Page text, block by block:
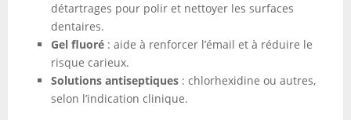
détartrages pour polir et nettoyer les surfaces
dentaires.
Gel fluoré : aide à renforcer l’émail et à réduire le
risque carieux.
Solutions antiseptiques : chlorhexidine ou autres,
selon l’indication clinique.